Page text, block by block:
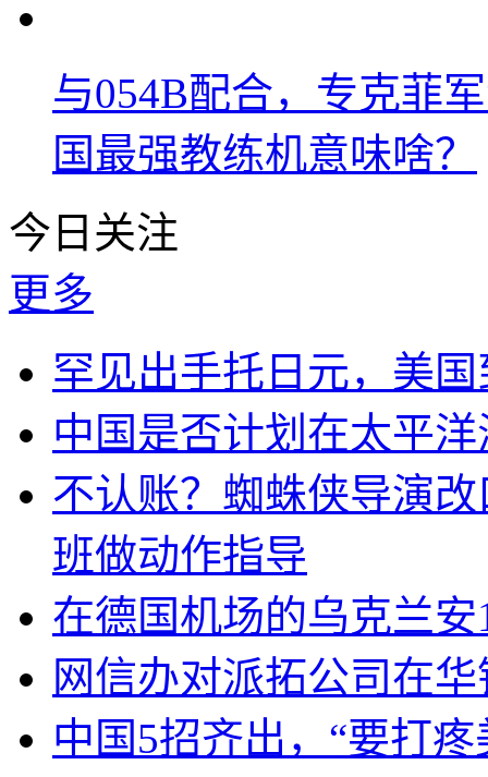
与054B配合，专克菲
国最强教练机意味啥？
今日关注
更多
罕见出手托日元，美
中国是否计划在太平
不认账？蜘蛛侠导演
班做动作指导
在德国机场的乌克兰
网信办对派拓公司在
中国5招齐出，“要打